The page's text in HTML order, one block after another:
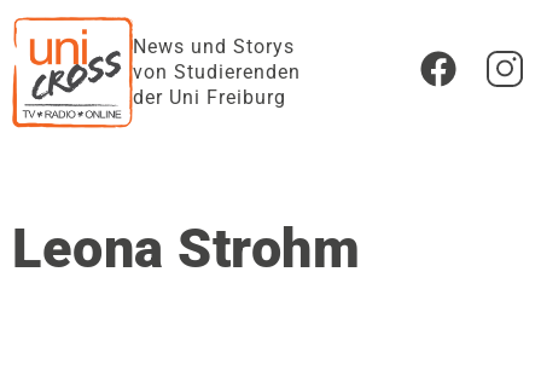
News und Storys
von Studierenden
der Uni Freiburg
Leona Strohm